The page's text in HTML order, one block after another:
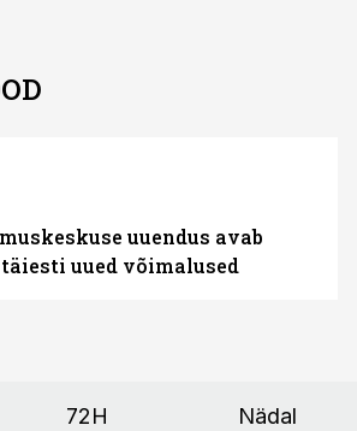
uuendus avab
uued võimalused
72H Nädal